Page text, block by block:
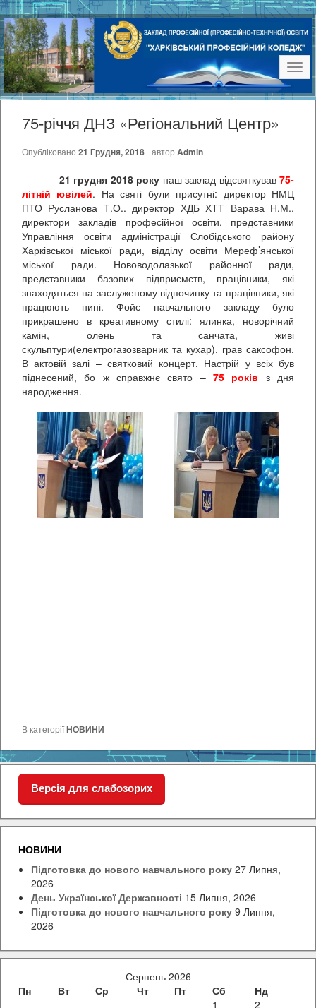
75-річчя ДНЗ «Регіональний Центр»
Опубліковано 21 Грудня, 2018 автор Admin
21 грудня 2018 року наш заклад відсвяткував75-
літній ювілей. На святі були присутні: директор НМЦ
ПТО Русланова Т.О.. директор ХДБ ХТТ Варава Н.М..
директори закладів професійної освіти, представники
Управління освіти адміністрації Слобідського району
Харківської міської ради, відділу освіти Мереф’янської
міської ради. Нововодолазької районної ради,
представники базових підприємств, працівники, які
знаходяться на заслуженому відпочинку та працівники, які
працюють нині. Фойє навчального закладу було
прикрашено в креативному стилі: ялинка, новорічний
камін, олень та санчата, живі
скульптури(електрогазозварник та кухар), грав саксофон.
В актовій залі – святковий концерт. Настрій у всіх був
піднесений, бо ж справжнє свято – 75 років з дня
народження.
В категоріїНОВИНИ
Версія для слабозорих
НОВИНИ
Підготовка до нового навчального року 27 Липня,
2026
День Української Державності 15 Липня, 2026
Підготовка до нового навчального року 9 Липня,
2026
Серпень 2026
Пн
Вт Ср Чт Пт Сб
Нд
1
2